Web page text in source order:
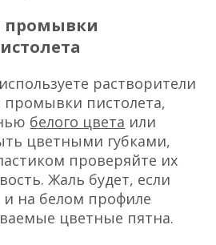
промывки
растворители
промывки пистолета,
белого цвета или
цветными губками,
проверяйте их
Жаль будет, если
и на белом профиле
цветные пятна.